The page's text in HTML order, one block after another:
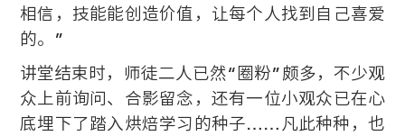
相信，技能能创造价值，让每个人找到自己喜爱
的。”
讲堂结束时，师徒二人已然“圈粉”颇多，不少观
众上前询问、合影留念，还有一位小观众已在心
底埋下了踏入烘焙学习的种子……凡此种种，也